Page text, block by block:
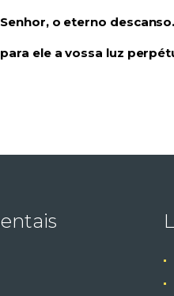
o eterno descanso.
ele a vossa luz